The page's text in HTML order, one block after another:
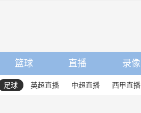
篮球 直播 录像
足球 英超直播 中超直播 西甲直播